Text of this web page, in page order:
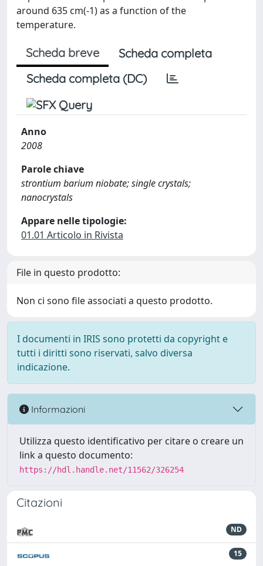
around 635 cm(-1) as a function of the
temperature.
Scheda breve
Scheda completa
Scheda completa (DC)
Anno
2008
Parole chiave
strontium barium niobate; single crystals;
nanocrystals
Appare nelle tipologie:
01.01 Articolo in Rivista
File in questo prodotto:
Non ci sono file associati a questo prodotto.
I documenti in IRIS sono protetti da copyright e
tutti i diritti sono riservati, salvo diversa
indicazione.
Informazioni
Utilizza questo identificativo per citare o creare un
link a questo documento:
https://hdl.handle.net/11562/326254
Citazioni
ND
15